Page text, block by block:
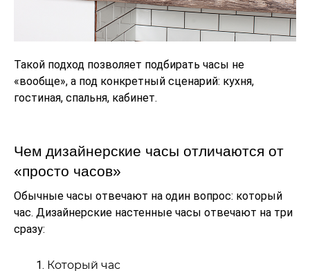
Такой подход позволяет подбирать часы не
«вообще», а под конкретный сценарий: кухня,
гостиная, спальня, кабинет.
Чем дизайнерские часы отличаются от
«просто часов»
Обычные часы отвечают на один вопрос: который
час. Дизайнерские настенные часы отвечают на три
сразу:
Который час